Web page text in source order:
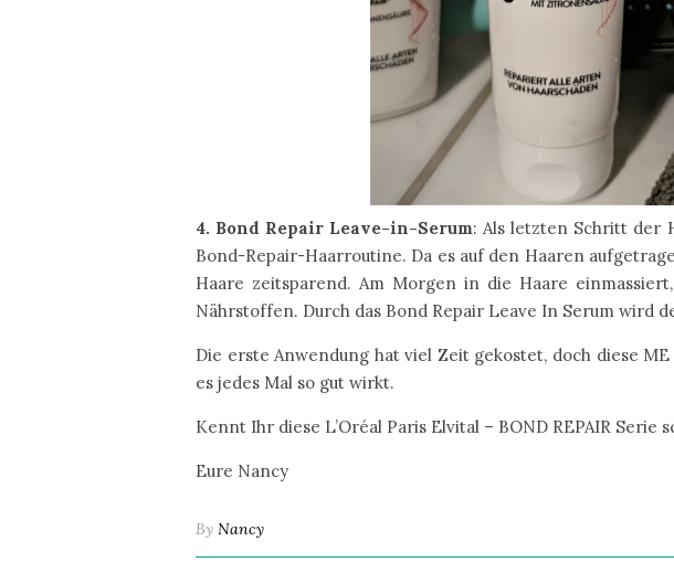
4. Bond Repair Leave-in-Serum: Als letzten Schritt der
Bond-Repair-Haarroutine. Da es auf den Haaren
Haare zeitsparend. Am Morgen in die Haare
Nährstoffen. Durch das Bond Repair Leave In Serum wird
Die erste Anwendung hat viel Zeit gekostet, doch diese
es jedes Mal so gut wirkt.
Kennt Ihr diese L’Oréal Paris Elvital – BOND REPAIR Serie
Eure Nancy
By Nancy